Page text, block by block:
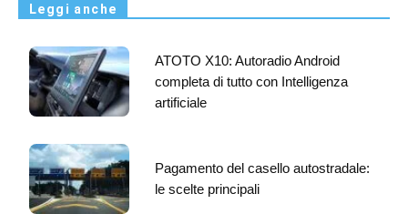
Leggi anche
ATOTO X10: Autoradio Android
completa di tutto con Intelligenza
artificiale
Pagamento del casello autostradale:
le scelte principali